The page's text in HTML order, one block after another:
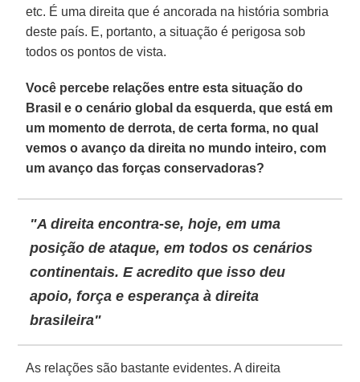
etc. É uma direita que é ancorada na história sombria
deste país. E, portanto, a situação é perigosa sob
todos os pontos de vista.
Você percebe relações entre esta situação do
Brasil e o cenário global da esquerda, que está em
um momento de derrota, de certa forma, no qual
vemos o avanço da direita no mundo inteiro, com
um avanço das forças conservadoras?
"A direita encontra-se, hoje, em uma
posição de ataque, em todos os cenários
continentais. E acredito que isso deu
apoio, força e esperança à direita
brasileira"
As relações são bastante evidentes. A direita